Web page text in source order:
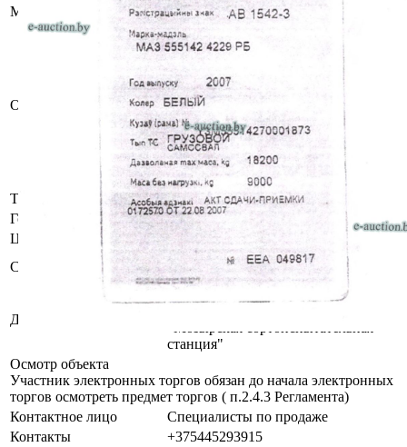
Модель
555142
Описание
Рег. знак АВ 1542-3
VIN: Y3M55514270001873 (указан в
соответствии с предоставленными
документами)
Имеются повреждения
лакокрасочного покрытия, коррозия.
При инструментальном контроле,
диагностике, разборке возможно
выявление скрытых дефектов и
неисправностей.
Тип кузова
Самосвал
Год выпуска
2007
Цвет
Белый
Состояние
Комплектность и работоспособность
не установлена
Должник
станция"
Осмотр объекта
Участник электронных торгов обязан до начала электронных
торгов осмотреть предмет торгов ( п.2.4.3 Регламента)
Контактное лицо
Специалисты по продаже
Контакты
+375445293915